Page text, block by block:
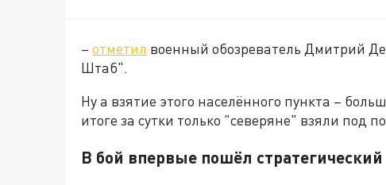
– отметил военный обозреватель Дмитрий
Штаб".
Ну а взятие этого населённого пункта –
итоге за сутки только "северяне" взяли под
В бой впервые пошёл стратегический